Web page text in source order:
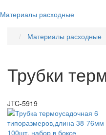
Материалы расходные
Материалы расходные
Трубки
JTC-5919